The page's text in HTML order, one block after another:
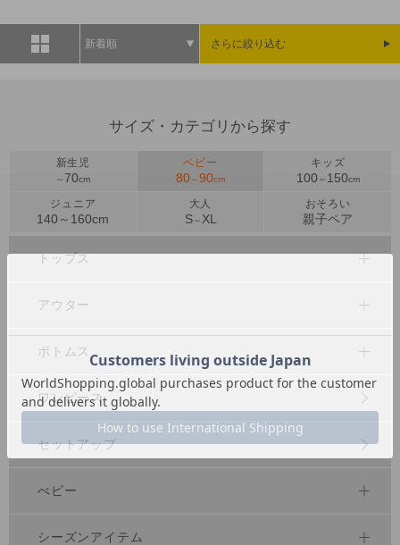
新着順 さらに絞り込む
サイズ・カテゴリから探す
新生児
～ 70cm
ベビー
80～90cm
キッズ
100 ～ 150cm
ジュニア
140～ 160cm
大人
S～ XL
おそろい
親子ペア
トップス
アウター
ボトムス
ワンピース
セットアップ
べビー
シーズンアイテム